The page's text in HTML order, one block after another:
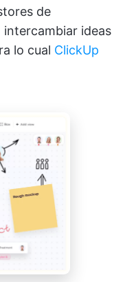
de
ideas
lo cual ClickUp